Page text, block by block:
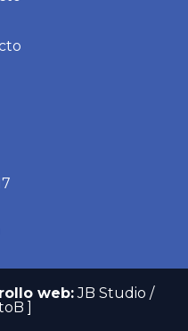
web:JB Studio /
]